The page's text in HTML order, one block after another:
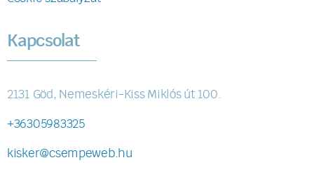
Kapcsolat
2131 Göd, Nemeskéri-Kiss Miklós út 100.
+36305983325
kisker@csempeweb.hu